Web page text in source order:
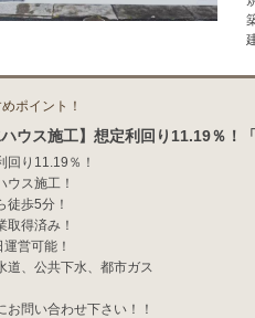
ポイント！
ハウス施工】想定利回り11.19％！
り11.19％！
ス施工！
歩5分！
得済み！
営可能！
、公共下水、都市ガス
お問い合わせ下さい！！